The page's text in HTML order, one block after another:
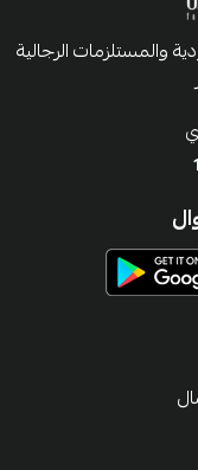
والمستلزمات الرجالية